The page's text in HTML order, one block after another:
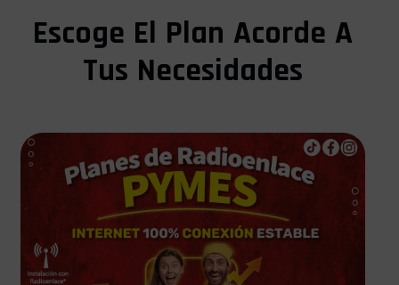
Escoge El Plan Acorde A
Tus Necesidades